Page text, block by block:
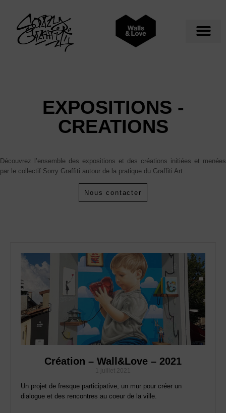
EXPOSITIONS -
CREATIONS
Découvrez l’ensemble des expositions et des créations initiées et menées
par le collectif Sorry Graffiti autour de la pratique du Graffiti Art.
Nous contacter
Création – Wall&Love – 2021
1 juillet 2021
Un projet de fresque participative, un mur pour créer un
dialogue et des rencontres au coeur de la ville.